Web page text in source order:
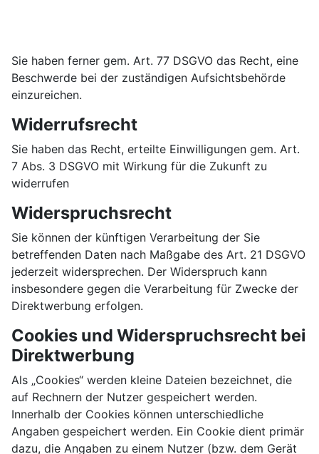
Sie haben ferner gem. Art. 77 DSGVO das Recht, eine
Beschwerde bei der zuständigen Aufsichtsbehörde
einzureichen.
Widerrufsrecht
Sie haben das Recht, erteilte Einwilligungen gem. Art.
7 Abs. 3 DSGVO mit Wirkung für die Zukunft zu
widerrufen
Widerspruchsrecht
Sie können der künftigen Verarbeitung der Sie
betreffenden Daten nach Maßgabe des Art. 21 DSGVO
jederzeit widersprechen. Der Widerspruch kann
insbesondere gegen die Verarbeitung für Zwecke der
Direktwerbung erfolgen.
Cookies und Widerspruchsrecht bei
Direktwerbung
Als „Cookies“ werden kleine Dateien bezeichnet, die
auf Rechnern der Nutzer gespeichert werden.
Innerhalb der Cookies können unterschiedliche
Angaben gespeichert werden. Ein Cookie dient primär
dazu, die Angaben zu einem Nutzer (bzw. dem Gerät